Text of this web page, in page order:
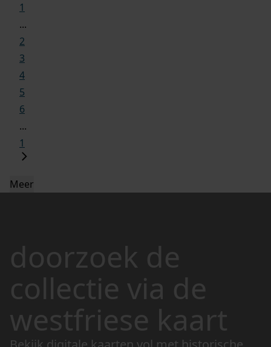
1
...
2
3
4
5
6
...
1
Meer
doorzoek de
collectie via de
westfriese kaart